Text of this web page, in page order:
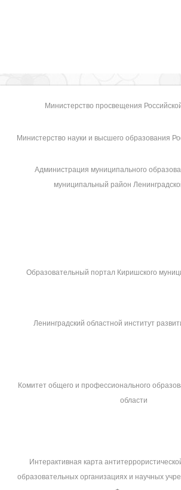
Министерство просвещения
Министерство науки и высшего образования
Администрация муниципального
муниципальный район
Образовательный портал Киришского
Ленинградский областной институт
Комитет общего и профессионального
области
Интерактивная карта
образовательных организациях и научных